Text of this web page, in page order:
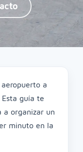
a
Esta guía te
a organizar un
minuto en la